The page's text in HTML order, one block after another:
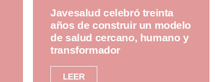
Javesalud celebró treinta
años de construir un modelo
de salud cercano, humano y
transformador
LEER